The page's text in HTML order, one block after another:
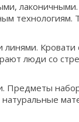
технологиям.
линями.
люди со